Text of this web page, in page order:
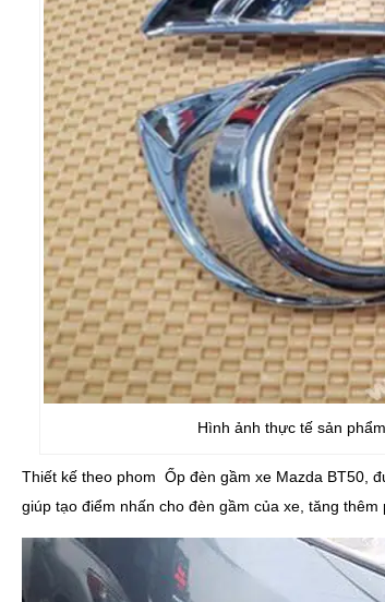
Hình ảnh thực tế sản
Thiết kế theo phom Ốp đèn gầm xe Mazda BT50,
giúp tạo điểm nhấn cho đèn gầm của xe, tăng